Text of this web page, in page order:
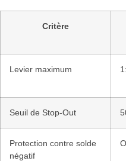
Critère
Levier maximum
Seuil de Stop-Out
Protection contre solde
négatif